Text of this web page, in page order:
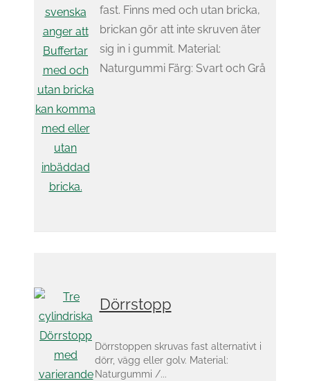
fast. Finns med och utan bricka,
brickan gör att inte skruven äter
sig in i gummit. Material:
Naturgummi Färg: Svart och Grå
Dörrstopp
Dörrstoppen skruvas fast alternativt i
dörr, vägg eller golv. Material:
Naturgummi /...